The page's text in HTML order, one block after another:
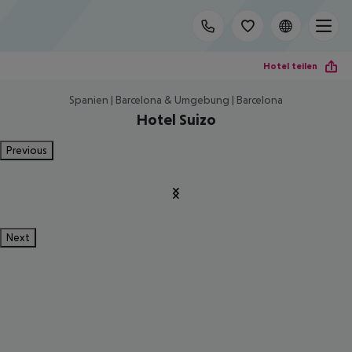
Hotel teilen
Spanien | Barcelona & Umgebung | Barcelona
Hotel Suizo
Previous
Next